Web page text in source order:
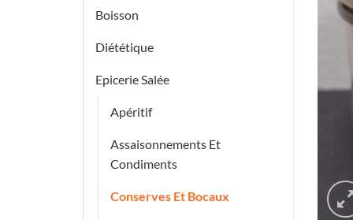
Boisson
Diététique
Epicerie Salée
Apéritif
Assaisonnements Et
Condiments
Conserves Et Bocaux